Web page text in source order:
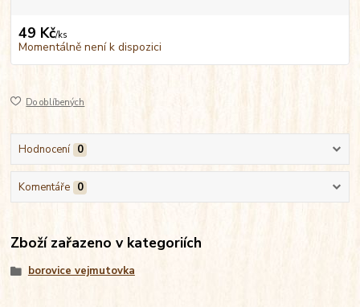
49 Kč/ks
Momentálně není k dispozici
Do oblíbených
Hodnocení 0
Komentáře 0
Zboží zařazeno v kategoriích
borovice vejmutovka